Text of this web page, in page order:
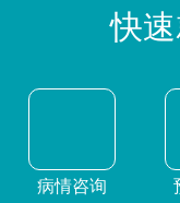
快
病情咨询